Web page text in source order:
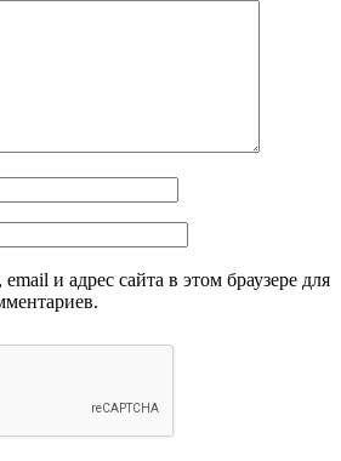
и адрес сайта в этом браузере для